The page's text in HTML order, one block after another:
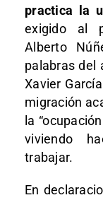
practica la
exigido al
Alberto
palabras del
Xavier
migración
la
viviendo
trabajar.
En